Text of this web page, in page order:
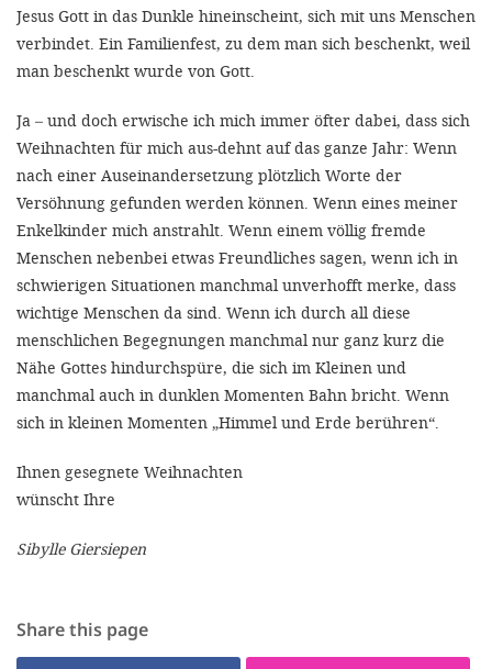
Jesus Gott in das Dunkle hineinscheint, sich mit uns Menschen
verbindet. Ein Familienfest, zu dem man sich beschenkt, weil
man beschenkt wurde von Gott.
Ja – und doch erwische ich mich immer öfter dabei, dass sich
Weihnachten für mich aus-dehnt auf das ganze Jahr: Wenn
nach einer Auseinandersetzung plötzlich Worte der
Versöhnung gefunden werden können. Wenn eines meiner
Enkelkinder mich anstrahlt. Wenn einem völlig fremde
Menschen nebenbei etwas Freundliches sagen, wenn ich in
schwierigen Situationen manchmal unverhofft merke, dass
wichtige Menschen da sind. Wenn ich durch all diese
menschlichen Begegnungen manchmal nur ganz kurz die
Nähe Gottes hindurchspüre, die sich im Kleinen und
manchmal auch in dunklen Momenten Bahn bricht. Wenn
sich in kleinen Momenten „Himmel und Erde berühren“.
Ihnen gesegnete Weihnachten
wünscht Ihre
Sibylle Giersiepen
Share this page
DECLINE